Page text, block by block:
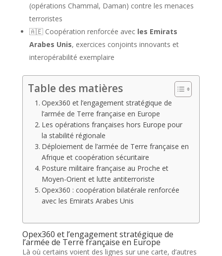
(opérations Chammal, Daman) contre les menaces
terroristes
🇦🇪 Coopération renforcée avec les Emirats
Arabes Unis, exercices conjoints innovants et
interopérabilité exemplaire
Table des matières
Opex360 et l’engagement stratégique de
l’armée de Terre française en Europe
Les opérations françaises hors Europe pour
la stabilité régionale
Déploiement de l’armée de Terre française en
Afrique et coopération sécuritaire
Posture militaire française au Proche et
Moyen-Orient et lutte antiterroriste
Opex360 : coopération bilatérale renforcée
avec les Emirats Arabes Unis
Opex360 et l’engagement stratégique de
l’armée de Terre française en Europe
Là où certains voient des lignes sur une carte, d’autres